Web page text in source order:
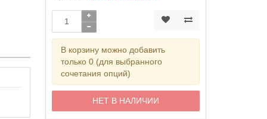
В корзину можно добавить
только 0 (для выбранного
сочетания опций)
НЕТ В НАЛИЧИИ